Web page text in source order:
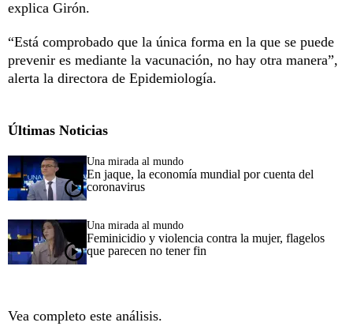
explica Girón.
“Está comprobado que la única forma en la que se puede
prevenir es mediante la vacunación, no hay otra manera”,
alerta la directora de Epidemiología.
Últimas Noticias
Una mirada al mundo
En jaque, la economía mundial por cuenta del
coronavirus
Una mirada al mundo
Feminicidio y violencia contra la mujer, flagelos
que parecen no tener fin
Vea completo este análisis.